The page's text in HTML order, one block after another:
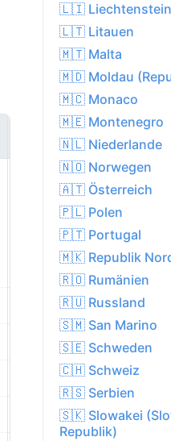
Mi. 12. Aug.
Sonnig
28.0°C
22.0°C
17.1°C
56%
🇱🇮 Liechtenstein
🇱🇹 Litauen
🇲🇹 Malta
🇲🇩 Moldau
🇲🇨 Monaco
🇲🇪 Montenegro
🇳🇱 Niederlande
🇳🇴 Norwegen
🇦🇹 Österreich
🇵🇱 Polen
🇵🇹 Portugal
🇲🇰 Republik
🇷🇴 Rumänien
🇷🇺 Russland
🇸🇲 San Marino
🇸🇪 Schweden
🇨🇭 Schweiz
🇷🇸 Serbien
🇸🇰 Slowakei
Republik)